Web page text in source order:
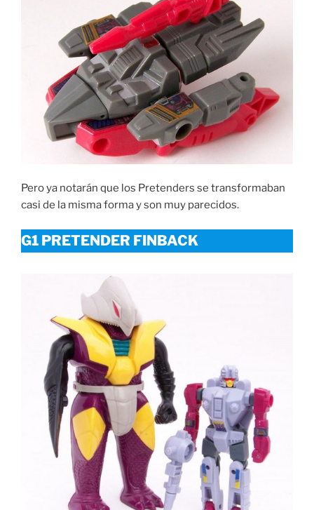
Pero ya notarán que los Pretenders se transformaban
casi de la misma forma y son muy parecidos.
G1 PRETENDER FINBACK